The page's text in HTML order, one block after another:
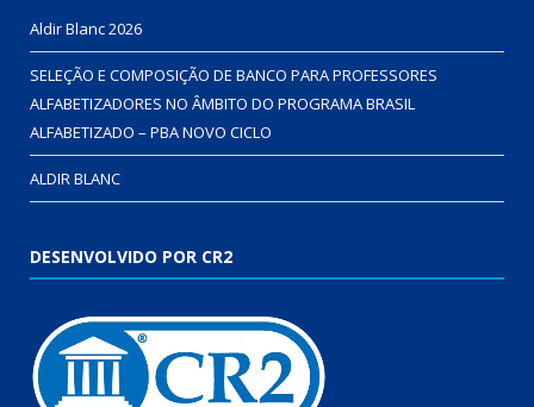
Aldir Blanc 2026
SELEÇÃO E COMPOSIÇÃO DE BANCO PARA PROFESSORES
ALFABETIZADORES NO ÂMBITO DO PROGRAMA BRASIL
ALFABETIZADO – PBA NOVO CICLO
ALDIR BLANC
DESENVOLVIDO POR CR2